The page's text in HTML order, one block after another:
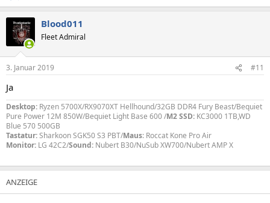
Blood011
Fleet Admiral
3. Januar 2019 #11
Ja
Desktop: Ryzen 5700X/RX9070XT Hellhound/32GB DDR4 Fury Beast/Bequiet
Pure Power 12M 850W/Bequiet Light Base 600 /M2 SSD: KC3000 1TB,WD
Blue 570 500GB
Tastatur:Sharkoon SGK50 S3 PBT/Maus: Roccat Kone Pro Air
Monitor: LG 42C2/Sound: Nubert B30/NuSub XW700/Nubert AMP X